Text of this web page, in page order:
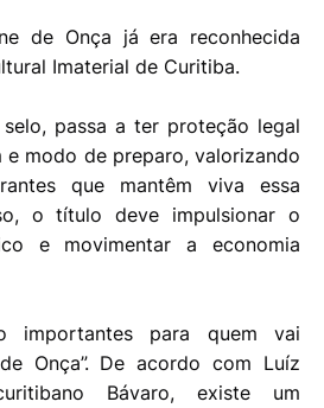
de Onça já era reconhecida
Imaterial de Curitiba.
passa a ter proteção legal
e modo de preparo, valorizando
que mantêm viva essa
o título deve impulsionar o
e movimentar a economia
importantes para quem vai
Onça”. De acordo com Luíz
Bávaro, existe um